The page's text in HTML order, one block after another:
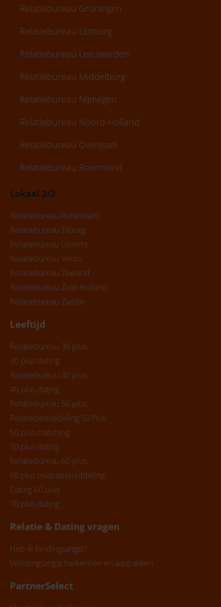
Relatiebureau Groningen
Relatiebureau Limburg
Relatiebureau Leeuwarden
Relatiebureau Middelburg
Relatiebureau Nijmegen
Relatiebureau Noord-Holland
Relatiebureau Overijssel
Relatiebureau Roermond
Lokaal 2/2
Relatiebureau Rotterdam
Relatiebureau Tilburg
Relatiebureau Utrecht
Relatiebureau Venlo
Relatiebureau Zeeland
Relatiebureau Zuid-Holland
Relatiebureau Zwolle
Leeftijd
Relatiebureau 30 plus
30 plus dating
Relatiebureau 40 plus
40 plus dating
Relatiebureau 50 plus
Relatiebemiddeling 50 Plus
50 plus matching
50 plus dating
Relatiebureau 60 plus
60 plus relatiebemiddeling
Dating 60 plus
70 plus dating
Relatie & Dating vragen
Heb ik bindingsangst?
Verlatingsangst herkennen en aanpakken
PartnerSelect